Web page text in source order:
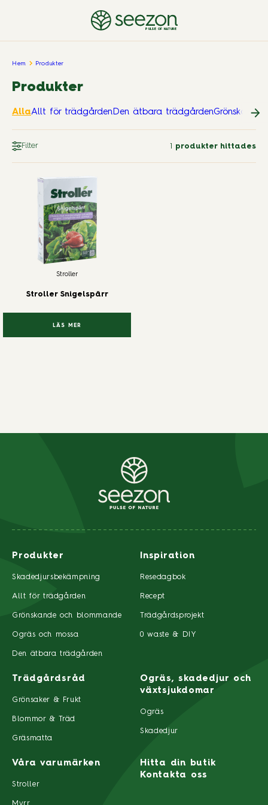
PULSE OF NATURE
Hem Produkter
Produkter
AllaAllt för trädgårdenDen ätbara trädgårdenGrönskande
Filter 1 produkter hittades
Stroller
Stroller Snigelspärr
LÄS MER
Produkter
Skadedjursbekämpning
Allt för trädgården
Grönskande och blommande
Ogräs och mossa
Den ätbara trädgården
Inspiration
Resedagbok
Recept
Trädgårdsprojekt
0 waste & DIY
Trädgårdsråd
Grönsaker & Frukt
Blommor & Träd
Gräsmatta
Ogräs, skadedjur och
växtsjukdomar
Ogräs
Skadedjur
Våra varumärken
Stroller
Hitta din butik
Kontakta oss